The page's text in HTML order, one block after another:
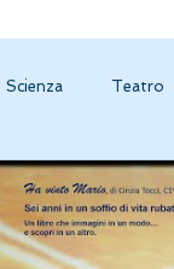
Scienza Teatro